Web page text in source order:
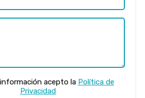
acepto la Política de
Privacidad